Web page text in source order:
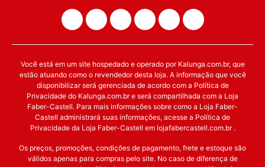
Você está em um site hospedado e operado por Kalunga.com.br, que
estão atuando como o revendedor desta loja. A informação que você
disponibilizar será gerenciada de acordo com a Política de
Privacidade do Kalunga.com.br e será compartilhada com a Loja
Faber-Castell. Para mais informações sobre como a Loja Faber-
Castell administrará suas informações, acesse a Política de
Privacidade da Loja Faber-Castell em lojafabercastell.com.br .
Os preços, promoções, condições de pagamento, frete e estoque são
válidos apenas para compras pelo site. No caso de diferença de